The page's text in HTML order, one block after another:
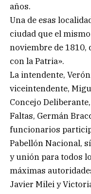
años.
Una de esas
ciudad que el
noviembre de 1810,
con la Patria».
La intendente,
viceintendente,
Concejo
Faltas, Germán
funcionarios
Pabellón Nacional,
y unión para todos
máximas
Javier Milei y